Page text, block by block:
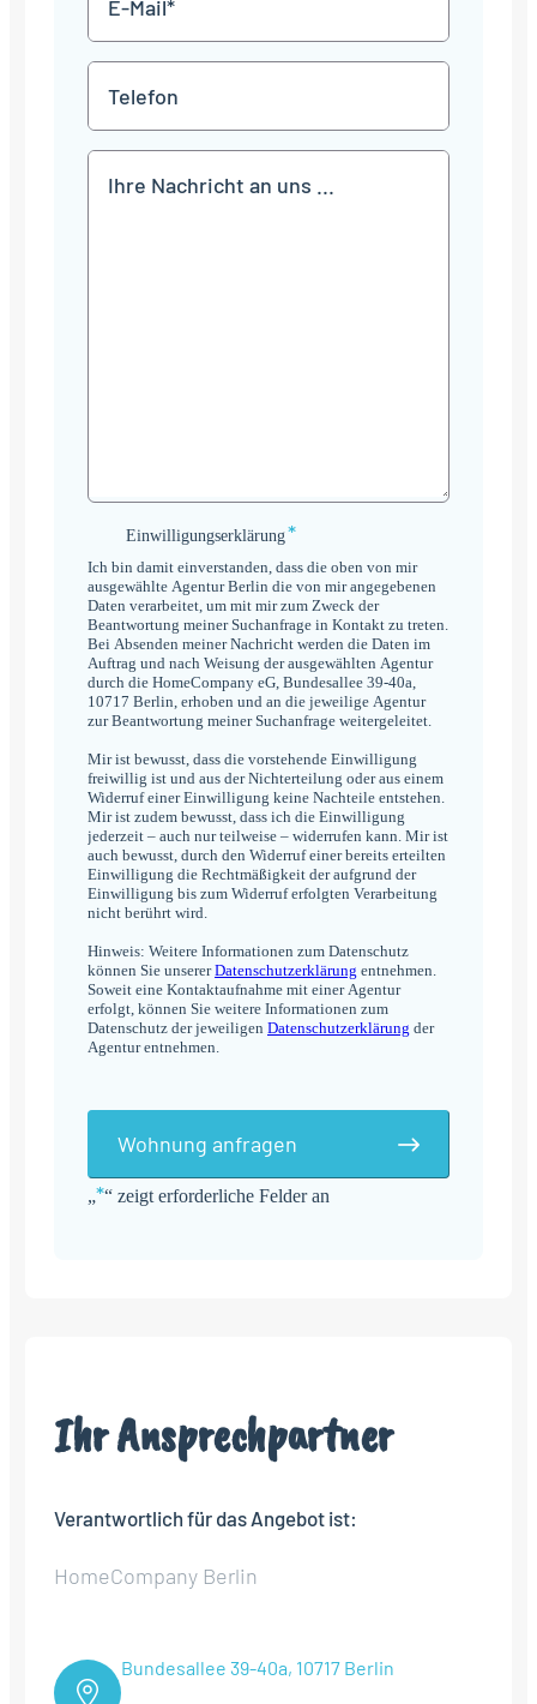
„*“ zeigt erforderliche Felder an
Mail
*
Einwilligungserklärung
Einwilligungserklärung*
Ich bin damit einverstanden, dass die oben von mir
ausgewählte Agentur Berlin die von mir angegebenen
Daten verarbeitet, um mit mir zum Zweck der
Beantwortung meiner Suchanfrage in Kontakt zu treten.
Bei Absenden meiner Nachricht werden die Daten im
Auftrag und nach Weisung der ausgewählten Agentur
durch die HomeCompany eG, Bundesallee 39-40a,
10717 Berlin, erhoben und an die jeweilige Agentur
zur Beantwortung meiner Suchanfrage weitergeleitet.
Mir ist bewusst, dass die vorstehende Einwilligung
freiwillig ist und aus der Nichterteilung oder aus einem
Widerruf einer Einwilligung keine Nachteile entstehen.
Mir ist zudem bewusst, dass ich die Einwilligung
jederzeit – auch nur teilweise – widerrufen kann. Mir ist
auch bewusst, durch den Widerruf einer bereits erteilten
Einwilligung die Rechtmäßigkeit der aufgrund der
Einwilligung bis zum Widerruf erfolgten Verarbeitung
nicht berührt wird.
Hinweis: Weitere Informationen zum Datenschutz
können Sie unsererDatenschutzerklärung entnehmen.
Soweit eine Kontaktaufnahme mit einer Agentur
erfolgt, können Sie weitere Informationen zum
Datenschutz der jeweiligen Datenschutzerklärung der
Agentur entnehmen.
Wohnung anfragen
Ihr Ansprechpartner
Verantwortlich für das Angebot ist:
HomeCompany Berlin
Bundesallee 39-40a, 10717 Berlin